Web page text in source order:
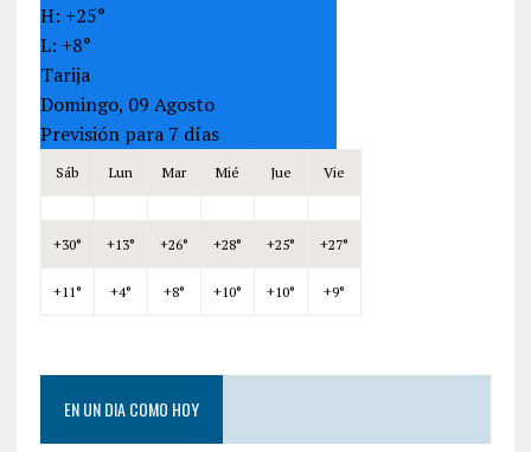
H: +25°
L: +8°
Tarija
Domingo, 09 Agosto
Previsión para 7 días
Sáb Lun Mar Mié Jue Vie
+30° +13° +26° +28° +25° +27°
+11° +4° +8° +10° +10° +9°
EN UN DIA COMO HOY